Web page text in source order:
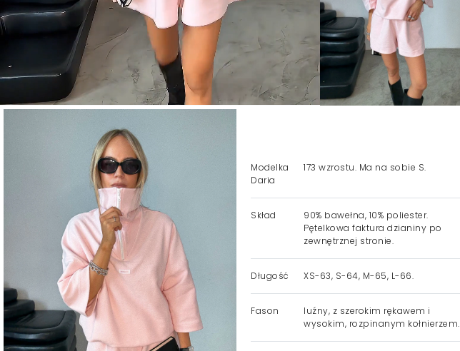
Modelka
Daria
173 wzrostu. Ma na sobie S.
Skład
90% bawełna, 10% poliester.
Pętelkowa faktura dzianiny po
zewnętrznej stronie.
Długość XS-63, S-64, M-65, L-66.
Fason
luźny, z szerokim rękawem i
wysokim, rozpinanym kołnierzem.